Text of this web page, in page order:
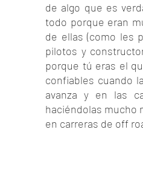
de algo que es
todo porque eran
de ellas (como les
pilotos y
porque tú eras el
confiables cuando
avanza y en las
haciéndolas mucho
en carreras de off